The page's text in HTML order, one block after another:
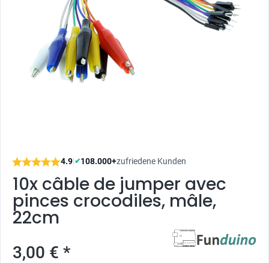
4.9|✔108.000+zufriedene Kunden
10x câble de jumper avec
pinces crocodiles, mâle,
22cm
3,00 € *